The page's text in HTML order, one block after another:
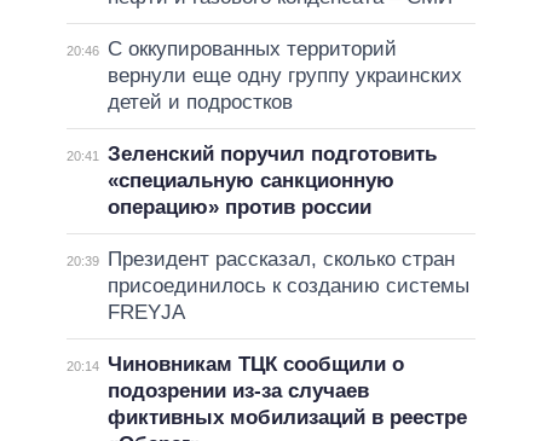
20:46
С оккупированных территорий
вернули еще одну группу украинских
детей и подростков
20:41
Зеленский поручил подготовить
«специальную санкционную
операцию» против россии
20:39
Президент рассказал, сколько стран
присоединилось к созданию системы
FREYJA
20:14
Чиновникам ТЦК сообщили о
подозрении из-за случаев
фиктивных мобилизаций в реестре